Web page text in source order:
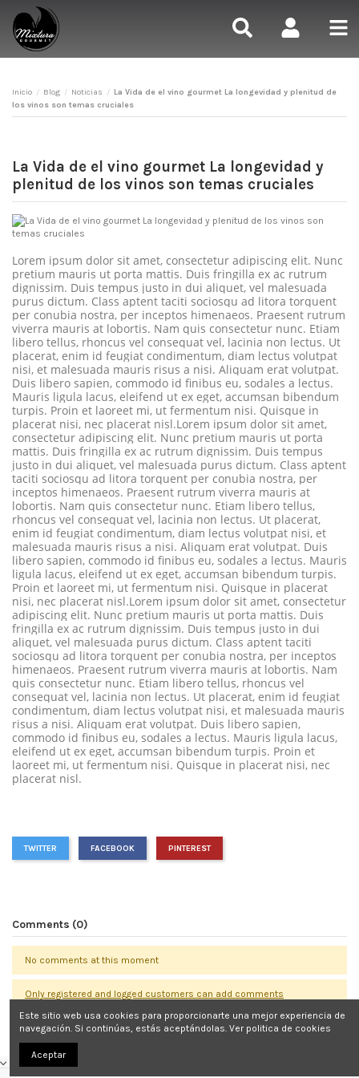
Inicio Blog Noticias
La Vida de el vino gourmet La longevidad y plenitud de
los vinos son temas cruciales
La Vida de el vino gourmet La longevidad y
plenitud de los vinos son temas cruciales
Lorem ipsum dolor sit amet, consectetur adipiscing elit. Nunc
pretium mauris ut porta mattis. Duis fringilla ex ac rutrum
dignissim. Duis tempus justo in dui aliquet, vel malesuada
purus dictum. Class aptent taciti sociosqu ad litora torquent
per conubia nostra, per inceptos himenaeos. Praesent rutrum
viverra mauris at lobortis. Nam quis consectetur nunc. Etiam
libero tellus, rhoncus vel consequat vel, lacinia non lectus. Ut
placerat, enim id feugiat condimentum, diam lectus volutpat
nisi, et malesuada mauris risus a nisi. Aliquam erat volutpat.
Duis libero sapien, commodo id finibus eu, sodales a lectus.
Mauris ligula lacus, eleifend ut ex eget, accumsan bibendum
turpis. Proin et laoreet mi, ut fermentum nisi. Quisque in
placerat nisi, nec placerat nisl.Lorem ipsum dolor sit amet,
consectetur adipiscing elit. Nunc pretium mauris ut porta
mattis. Duis fringilla ex ac rutrum dignissim. Duis tempus
justo in dui aliquet, vel malesuada purus dictum. Class aptent
taciti sociosqu ad litora torquent per conubia nostra, per
inceptos himenaeos. Praesent rutrum viverra mauris at
lobortis. Nam quis consectetur nunc. Etiam libero tellus,
rhoncus vel consequat vel, lacinia non lectus. Ut placerat,
enim id feugiat condimentum, diam lectus volutpat nisi, et
malesuada mauris risus a nisi. Aliquam erat volutpat. Duis
libero sapien, commodo id finibus eu, sodales a lectus. Mauris
ligula lacus, eleifend ut ex eget, accumsan bibendum turpis.
Proin et laoreet mi, ut fermentum nisi. Quisque in placerat
nisi, nec placerat nisl.Lorem ipsum dolor sit amet, consectetur
adipiscing elit. Nunc pretium mauris ut porta mattis. Duis
fringilla ex ac rutrum dignissim. Duis tempus justo in dui
aliquet, vel malesuada purus dictum. Class aptent taciti
sociosqu ad litora torquent per conubia nostra, per inceptos
himenaeos. Praesent rutrum viverra mauris at lobortis. Nam
quis consectetur nunc. Etiam libero tellus, rhoncus vel
consequat vel, lacinia non lectus. Ut placerat, enim id feugiat
condimentum, diam lectus volutpat nisi, et malesuada mauris
risus a nisi. Aliquam erat volutpat. Duis libero sapien,
commodo id finibus eu, sodales a lectus. Mauris ligula lacus,
eleifend ut ex eget, accumsan bibendum turpis. Proin et
laoreet mi, ut fermentum nisi. Quisque in placerat nisi, nec
placerat nisl.
TWITTER FACEBOOK PINTEREST
Comments (0)
No comments at this moment
Only registered and logged customers can add comments
CONTACTO
Este sitio web usa cookies para proporcionarte una mejor experiencia de
navegación. Si continúas, estás aceptándolas. Ver politica de cookies
Aceptar